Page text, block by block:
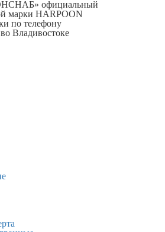
официальный
марки HARPOON
по телефону
Владивостоке